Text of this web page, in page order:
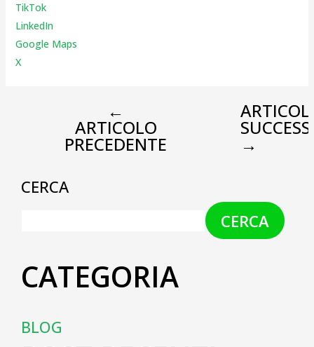
TikTok
LinkedIn
Google Maps
X
←
ARTICOLO
PRECEDENTE →
CERCA
CERCA
CATEGORIA
BLOG